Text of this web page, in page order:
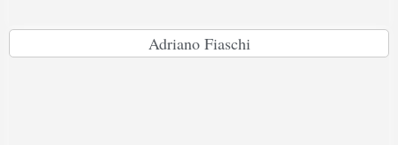
Adriano Fiaschi